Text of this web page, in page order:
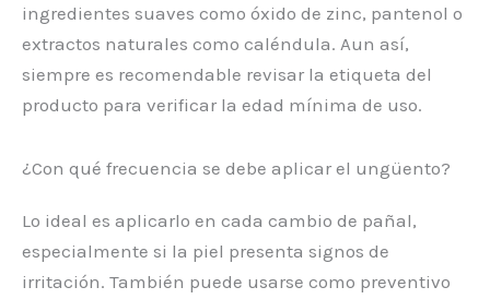
ingredientes suaves como óxido de zinc, pantenol o
extractos naturales como caléndula. Aun así,
siempre es recomendable revisar la etiqueta del
producto para verificar la edad mínima de uso.
¿Con qué frecuencia se debe aplicar el ungüento?
Lo ideal es aplicarlo en cada cambio de pañal,
especialmente si la piel presenta signos de
irritación. También puede usarse como preventivo